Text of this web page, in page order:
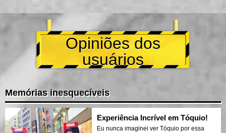
Opiniões dos
usuários
Memórias inesquecíveis
Experiência Incrível em Tóquio!
Eu nunca imaginei ver Tóquio por essa